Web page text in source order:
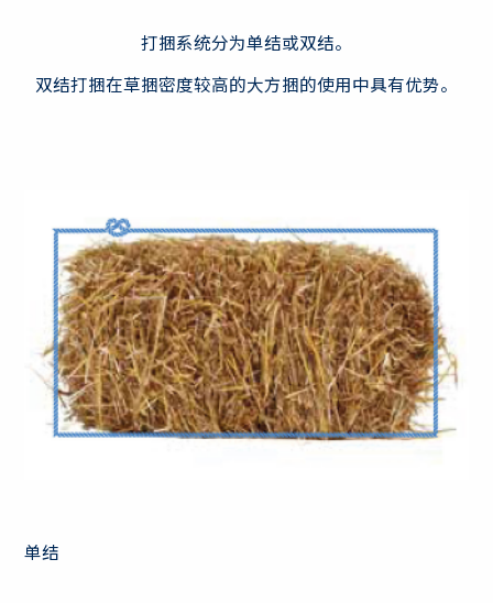
打捆系统分为单结或双结。
双结打捆在草捆密度较高的大方捆的使用中具有优势。
单结